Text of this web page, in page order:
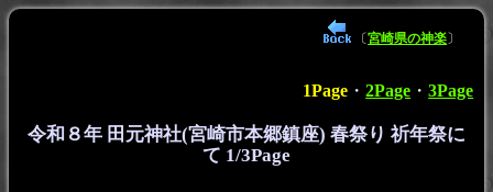
〔宮崎県の神楽〕
1Page ・2Page ・3Page
令和８年 田元神社(宮崎市本郷鎮座) 春祭り 祈年祭に
て 1/3Page